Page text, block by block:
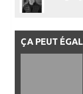
ÇA PEUT